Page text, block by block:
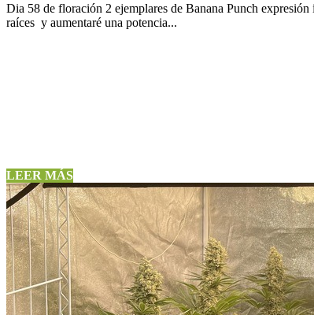
Dia 58 de floración 2 ejemplares de Banana Punch
raíces y aumentaré una potencia...
LEER MÁS